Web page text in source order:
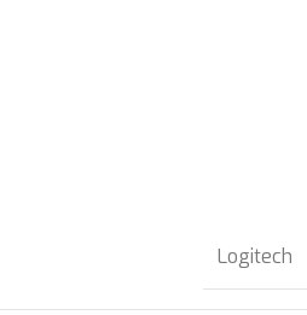
Logitech